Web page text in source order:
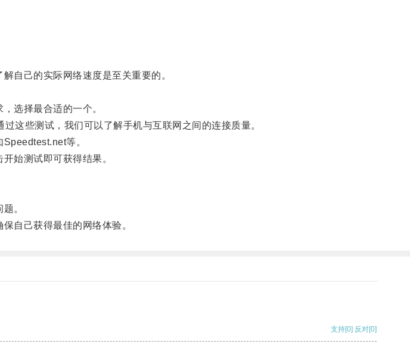
自己的实际网络速度是至关重要的。
选择最合适的一个。
些测试，我们可以了解手机与互联网之间的连接质量。
等。
始测试即可获得结果。
。
自己获得最佳的网络体验。
支持[0] 反对[0]